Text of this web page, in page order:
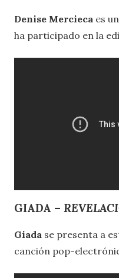
Denise Mercieca es
ha participado en la
GIADA –
Giada se presenta a
canción pop-